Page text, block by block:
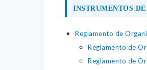
INSTRUMENTOS
Reglamento de
Reglamento de
Reglamento de